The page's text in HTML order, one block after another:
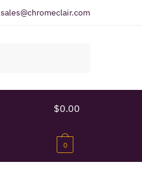
sales@chromeclair.com
$0.00
0